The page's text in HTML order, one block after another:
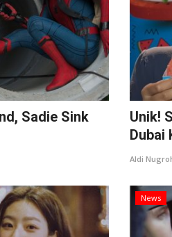
Sadie Sink
Unik!
Dubai
Aldi
News